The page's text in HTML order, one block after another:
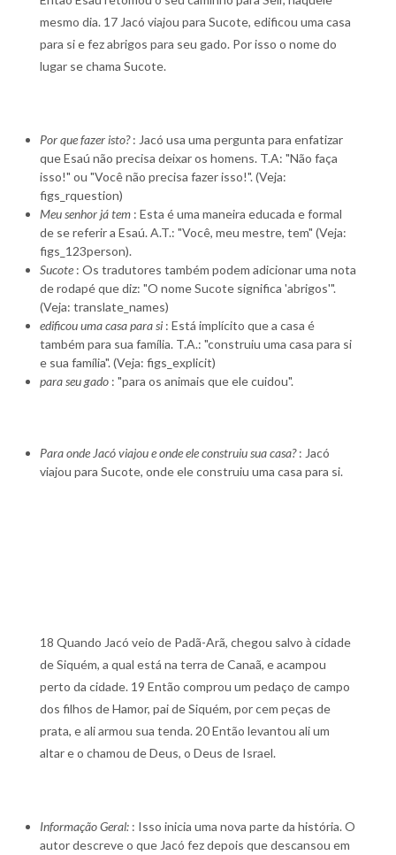
mesmo dia. 17 Jacó viajou para Sucote, edificou uma casa
para si e fez abrigos para seu gado. Por isso o nome do
lugar se chama Sucote.
Por que fazer isto?: Jacó usa uma pergunta para enfatizar
que Esaú não precisa deixar os homens. T.A: "Não faça
isso!" ou "Você não precisa fazer isso!". (Veja:
figs_rquestion)
Meu senhor já tem : Esta é uma maneira educada e formal
de se referir a Esaú. A.T.: "Você, meu mestre, tem" (Veja:
figs_123person).
Sucote : Os tradutores também podem adicionar uma nota
de rodapé que diz: "O nome Sucote significa 'abrigos'".
(Veja: translate_names)
edificou uma casa para si : Está implícito que a casa é
também para sua família. T.A.: "construiu uma casa para si
e sua família". (Veja: figs_explicit)
para seu gado : "para os animais que ele cuidou".
Para onde Jacó viajou e onde ele construiu sua casa?: Jacó
viajou para Sucote, onde ele construiu uma casa para si.
18 Quando Jacó veio de Padã-Arã, chegou salvo à cidade
de Siquém, a qual está na terra de Canaã, e acampou
perto da cidade. 19 Então comprou um pedaço de campo
dos filhos de Hamor, pai de Siquém, por cem peças de
prata, e ali armou sua tenda. 20 Então levantou ali um
altar e o chamou de Deus, o Deus de Israel.
Informação Geral: : Isso inicia uma nova parte da história. O
autor descreve o que Jacó fez depois que descansou em